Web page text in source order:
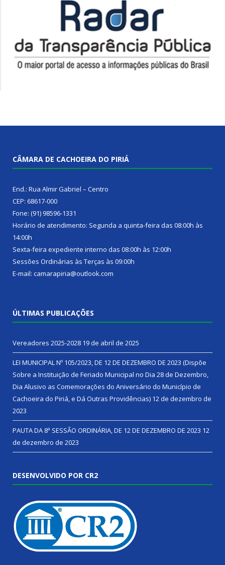
CÂMARA DE CACHOEIRA DO PIRIÁ
End.: Rua Almir Gabriel – Centro
CEP: 68617-000
Fone: (91) 98596-1331
Horário de atendimento: Segunda a quinta-feira das 08:00h às
14:00h
Sexta-feira expediente interno das 08:00h às 12:00h
Sessões Ordinárias às Terças às 09:00h
E-mail: camarapiria@outlook.com
ÚLTIMAS PUBLICAÇÕES
Vereadores 2025-2028 19 de abril de 2025
LEI MUNICIPAL Nº 105/2023, DE 12 DE DEZEMBRO DE 2023 (Dispõe
Sobre a Instituição de Feriado Municipal no Dia 28 de Dezembro,
Dia Alusivo as Comemorações do Aniversário do Município de
Cachoeira do Piriá, e Dá Outras Providências) 12 de dezembro de
2023
PAUTA DA 8ª SESSÃO ORDINÁRIA, DE 12 DE DEZEMBRO DE 2023 12
de dezembro de 2023
DESENVOLVIDO POR CR2